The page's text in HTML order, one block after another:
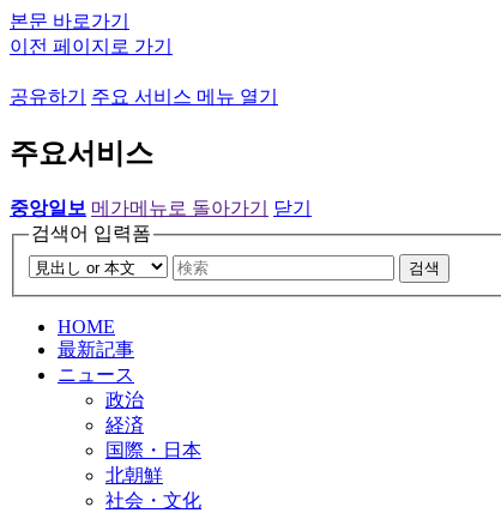
본문 바로가기
이전 페이지로 가기
공유하기 주요 서비스 메뉴 열기
주요서비스
중앙일보 메가메뉴로 돌아가기
닫기
검색어 입력폼
검색
HOME
最新記事
ニュース
政治
経済
国際・日本
北朝鮮
社会・文化